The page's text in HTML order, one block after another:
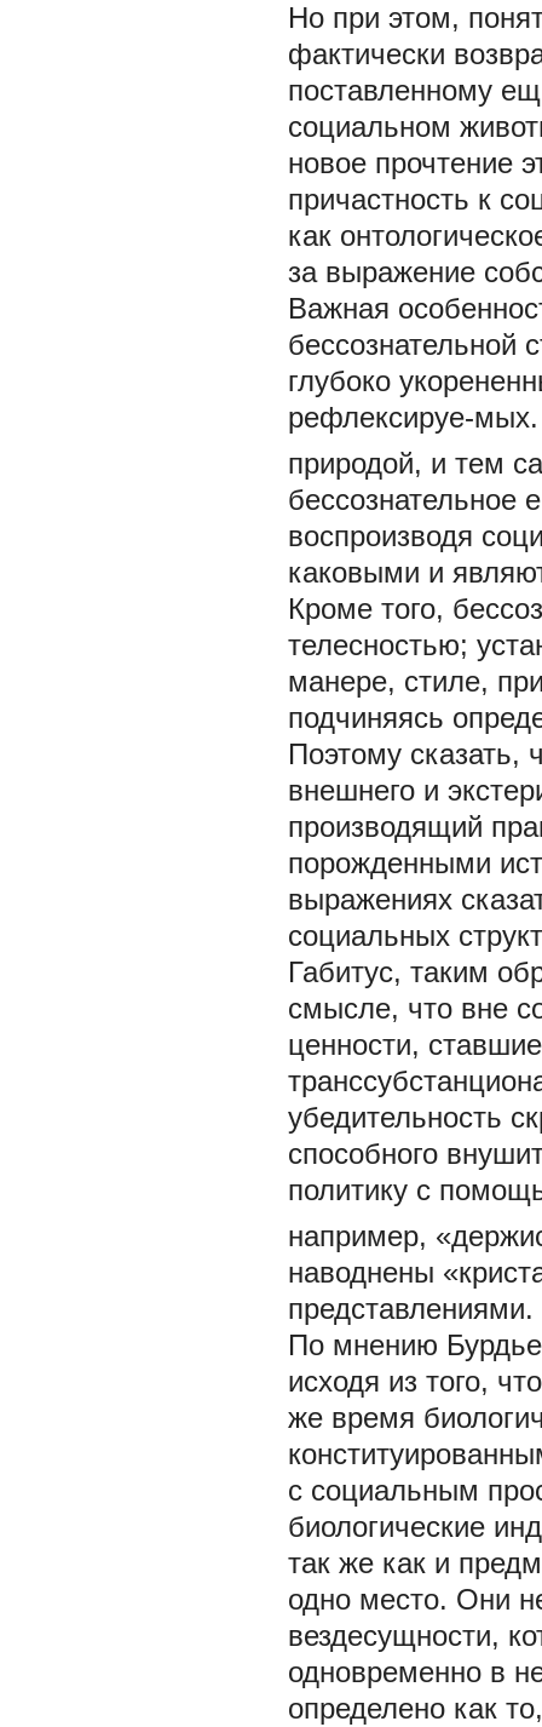
Но при этом,
фактически
поставленному
социальном
новое прочтение
причастность к
как
за выражение
Важная
бессознательной
глубоко
рефлексируе-
природой, и тем
бессознательное
воспроизводя
каковыми и
Кроме того,
телесностью;
манере, стиле,
подчиняясь
Поэтому сказать,
внешнего и
производящий
порожденными
выражениях
социальных
Габитус, таким
смысле, что вне
ценности,
убедительность
способного
политику с
например,
наводнены
представлениями.
По мнению
исходя из того,
же время
с социальным
биологические
так же как и
одно место. Они
вездесущности,
одновременно в
определено как